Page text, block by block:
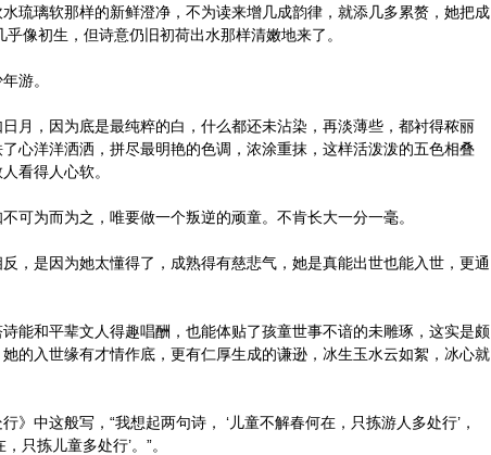
璃软那样的新鲜澄净，不为读来增几成韵律，就添几多累赘，她把成
像初生，但诗意仍旧初荷出水那样清嫩地来了。
游。
，因为底是最纯粹的白，什么都还未沾染，再淡薄些，都衬得秾丽
心洋洋洒洒，拼尽最明艳的色调，浓涂重抹，这样活泼泼的五色相叠
看得人心软。
为而为之，唯要做一个叛逆的顽童。不肯长大一分一毫。
是因为她太懂得了，成熟得有慈悲气，她是真能出世也能入世，更通
和平辈文人得趣唱酬，也能体贴了孩童世事不谙的未雕琢，这实是颇
的入世缘有才情作底，更有仁厚生成的谦逊，冰生玉水云如絮，冰心就
中这般写，“我想起两句诗， ‘儿童不解春何在，只拣游人多处行’，
只拣儿童多处行’。”。